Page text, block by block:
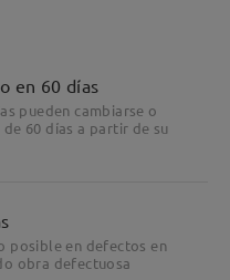
en 60 días
pueden cambiarse o
60 días a partir de su
posible en defectos en
obra defectuosa